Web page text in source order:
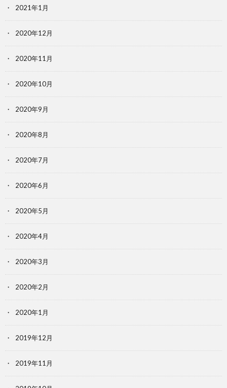
2021年1月
2020年12月
2020年11月
2020年10月
2020年9月
2020年8月
2020年7月
2020年6月
2020年5月
2020年4月
2020年3月
2020年2月
2020年1月
2019年12月
2019年11月